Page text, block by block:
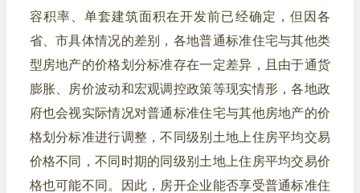
容积率、单套建筑面积在开发前已经确定，但因各
省、市具体情况的差别，各地普通标准住宅与其他类
型房地产的价格划分标准存在一定差异，且由于通货
膨胀、房价波动和宏观调控政策等现实情形，各地政
府也会视实际情况对普通标准住宅与其他房地产的价
格划分标准进行调整，不同级别土地上住房平均交易
价格不同，不同时期的同级别土地上住房平均交易价
格也可能不同。因此，房开企业能否享受普通标准住